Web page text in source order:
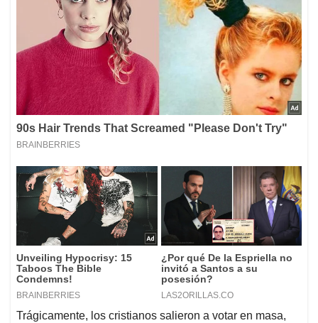
Trágicamente, los cristianos salieron a votar en masa,